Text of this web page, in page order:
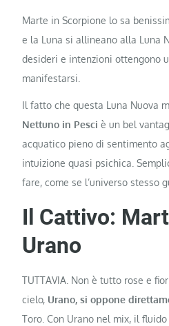
Marte in Scorpione lo sa
e la Luna si allineano alla Luna
desideri e intenzioni ottengono
manifestarsi.
Il fatto che questa Luna Nuova
Nettuno in Pesci è un bel
acquatico pieno di sentimento
intuizione quasi psichica.
fare, come se l’universo stesso
Il Cattivo:
Urano
TUTTAVIA. Non è tutto rose e
cielo, Urano, si oppone
Toro. Con Urano nel mix, il